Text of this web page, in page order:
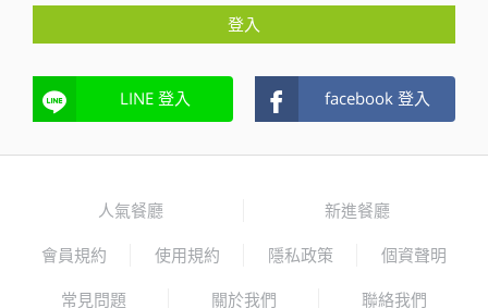
登入
LINE 登入 facebook 登入
人氣餐廳 新進餐廳
會員規約 使用規約 隱私政策 個資聲明
常見問題 關於我們 聯絡我們